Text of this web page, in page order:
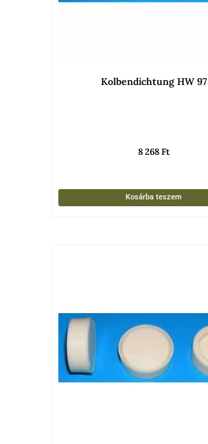
Kolbendichtung HW 97
8 268Ft
Kosárba teszem